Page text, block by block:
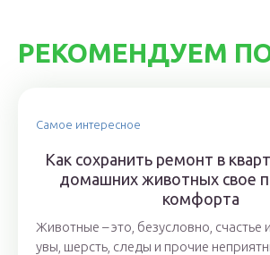
РЕКОМЕНДУЕМ
Самое интересное
Как сохранить ремонт в
домашних животных свое
комфорта
Животные – это, безусловно, счастье
увы, шерсть, следы и прочие